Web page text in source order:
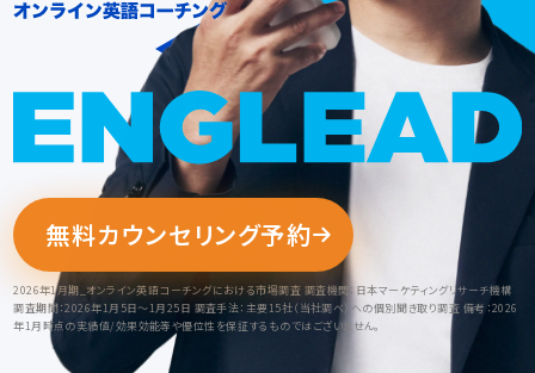
無料カウンセリング予約
2026年1月期_オンライン英語コーチングにおける市場調査 調査機関：日本マーケティングリサーチ機構
調査期間：2026年1月5日～1月25日 調査手法：主要15社（当社調べ）への個別聞き取り調査 備考：2026
年1月時点の実績値/効果効能等や優位性を保証するものではございません。